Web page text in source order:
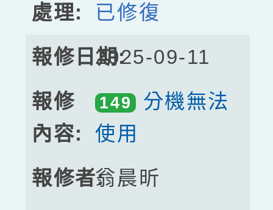
已修復
2025-09-11
149
分機無法
使用
翁晨昕